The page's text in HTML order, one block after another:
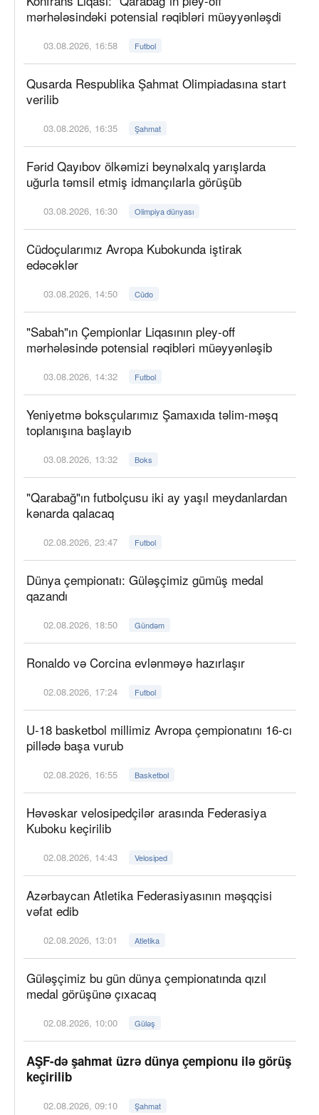
mərhələsindəki potensial rəqibləri müəyyənləşdi
03.08.2026, 16:58 Futbol
Qusarda Respublika Şahmat Olimpiadasına start
verilib
03.08.2026, 16:35 Şahmat
Fərid Qayıbov ölkəmizi beynəlxalq yarışlarda
uğurla təmsil etmiş idmançılarla görüşüb
03.08.2026, 16:30 Olimpiya dünyası
Cüdoçularımız Avropa Kubokunda iştirak
edəcəklər
03.08.2026, 14:50 Cüdo
"Sabah"ın Çempionlar Liqasının pley-off
mərhələsində potensial rəqibləri müəyyənləşib
03.08.2026, 14:32 Futbol
Yeniyetmə boksçularımız Şamaxıda təlim-məşq
toplanışına başlayıb
03.08.2026, 13:32 Boks
"Qarabağ"ın futbolçusu iki ay yaşıl meydanlardan
kənarda qalacaq
02.08.2026, 23:47 Futbol
Dünya çempionatı: Güləşçimiz gümüş medal
qazandı
02.08.2026, 18:50 Gündəm
Ronaldo və Corcina evlənməyə hazırlaşır
02.08.2026, 17:24 Futbol
U-18 basketbol millimiz Avropa çempionatını 16-cı
pillədə başa vurub
02.08.2026, 16:55 Basketbol
Həvəskar velosipedçilər arasında Federasiya
Kuboku keçirilib
02.08.2026, 14:43 Velosiped
Azərbaycan Atletika Federasiyasının məşqçisi
vəfat edib
02.08.2026, 13:01 Atletika
Güləşçimiz bu gün dünya çempionatında qızıl
medal görüşünə çıxacaq
02.08.2026, 10:00 Güləş
AŞF-də şahmat üzrə dünya çempionu ilə görüş
keçirilib
02.08.2026, 09:10 Şahmat